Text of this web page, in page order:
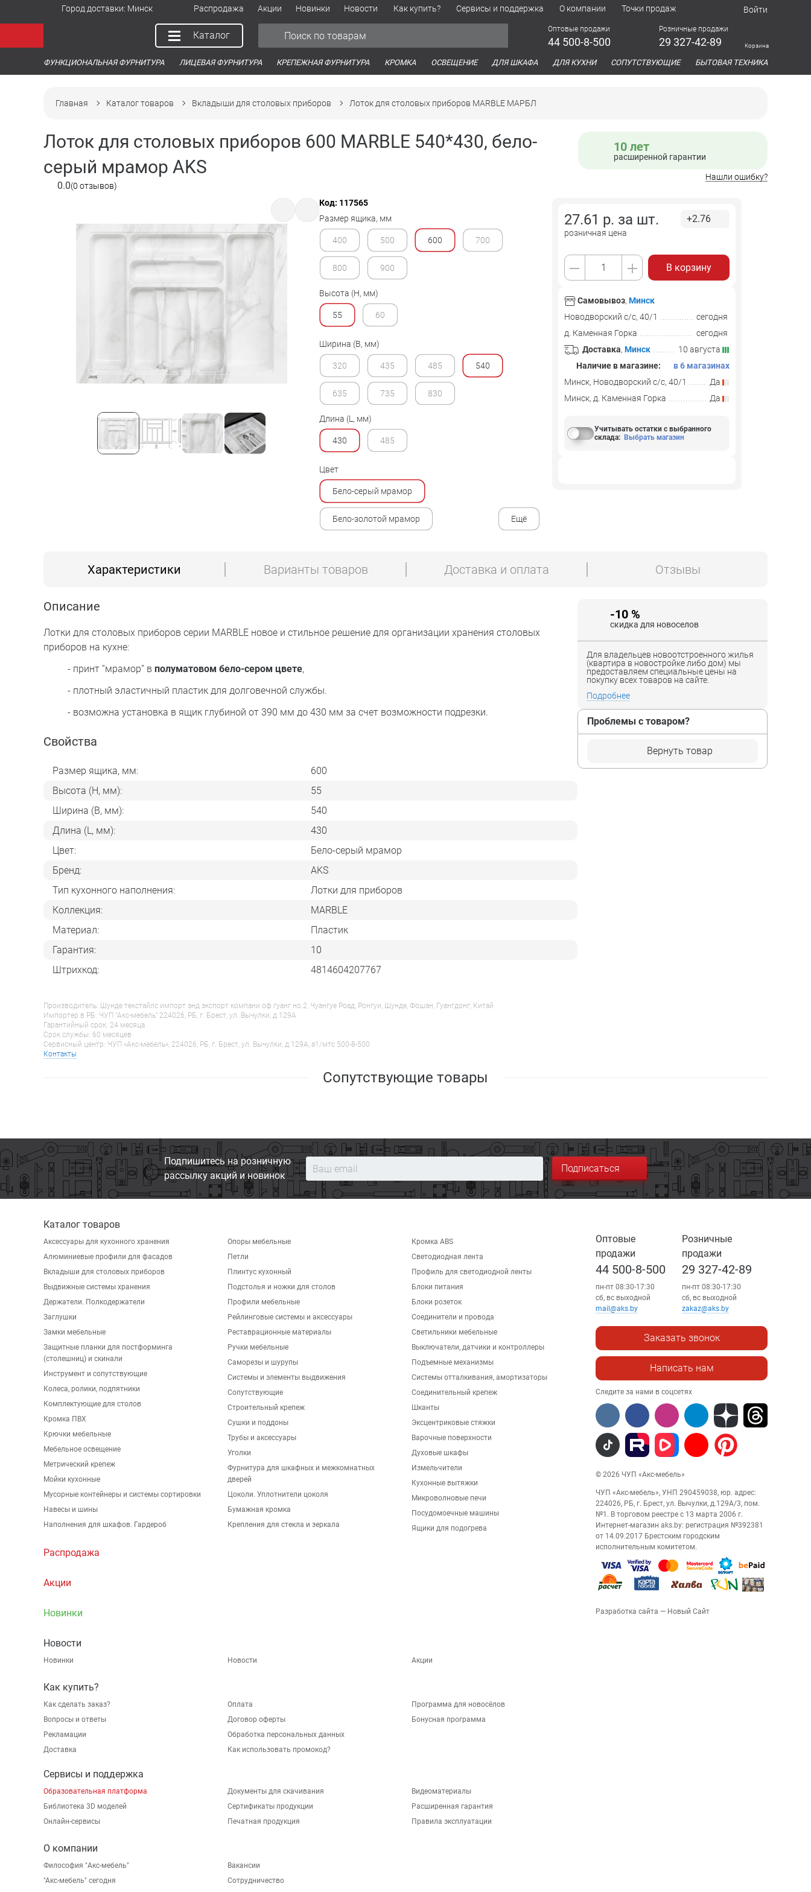
Город доставки: Минск Распродажа Акции Новинки Новости Как купить? Сервисы и поддержка О компании Точки продаж Войти
Каталог
Оптовые продажи
44 500-8-500
Розничные продажи
29 327-42-89 Корзина
ФУНКЦИОНАЛЬНАЯ ФУРНИТУРА ЛИЦЕВАЯ ФУРНИТУРА КРЕПЕЖНАЯ ФУРНИТУРА КРОМКА ОСВЕЩЕНИЕ ДЛЯ ШКАФА ДЛЯ КУХНИ СОПУТСТВУЮЩИЕ БЫТОВАЯ ТЕХНИКА
Главная Каталог товаров Вкладыши для столовых приборов Лоток для столовых приборов MARBLE МАРБЛ
Лоток для столовых приборов 600 MARBLE 540*430, бело-
серый мрамор AKS
0.0(0 отзывов)
10 лет
расширенной гарантии
Нашли ошибку?
Код: 117565
Размер ящика, мм
400 500 600 700
800 900
Высота (H, мм)
55 60
Ширина (B, мм)
320 435 485 540
635 735 830
Длина (L, мм)
430 485
Цвет
Бело-серый мрамор
Бело-золотой мрамор
Черно-серый мрамор
Ещё
27.61 р. за шт.
розничная цена
+2.76
В корзину
Самовывоз, Минск
Новодворский с/с, 40/1
сегодня
д. Каменная Горка
сегодня
Доставка, Минск
10 августа
Наличие в магазине:
в 6 магазинах
Минск, Новодворский с/с, 40/1
Да
Минск, д. Каменная Горка
Да
Учитывать остатки с выбранного
склада: Выбрать магазин
Характеристики Варианты товаров Доставка и оплата Отзывы
Описание
Лотки для столовых приборов серии MARBLE новое и стильное решение для организации хранения столовых
приборов на кухне:
- принт “мрамор” в полуматовом бело-сером цвете,
- плотный эластичный пластик для долговечной службы.
- возможна установка в ящик глубиной от 390 мм до 430 мм за счет возможности подрезки.
Свойства
Размер ящика, мм:
600
Высота (H, мм):
55
Ширина (B, мм):
540
Длина (L, мм):
430
Цвет:
Бело-серый мрамор
Бренд:
AKS
Тип кухонного наполнения:
Лотки для приборов
Коллекция:
MARBLE
Материал:
Пластик
Гарантия:
10
Штрихкод:
4814604207767
Производитель: Шунде текстайлс импорт энд экспорт компани оф гуанг но.2, Чуангуе Роад, Ронгуи, Шунде, Фошан, Гуангдонг, Китай
Импортер в РБ: ЧУП "Акс-мебель" 224026, РБ, г. Брест, ул. Вычулки, д.129А
Гарантийный срок: 24 месяца
Срок службы: 60 месяцев
Сервисный центр: ЧУП «Акс-мебель», 224026, РБ, г. Брест, ул. Вычулки, д.129А, a1/мтс 500-8-500
Контакты
-10 %
скидка для новоселов
Для владельцев новоотстроенного жилья
(квартира в новостройке либо дом) мы
предоставляем специальные цены на
покупку всех товаров на сайте.
Подробнее
Проблемы с товаром?
Вернуть товар
Сопутствующие товары
Подпишитесь на розничную
рассылку акций и новинок
Подписаться
Каталог товаров
Аксессуары для кухонного хранения
Алюминиевые профили для фасадов
Вкладыши для столовых приборов
Выдвижные системы хранения
Держатели. Полкодержатели
Заглушки
Замки мебельные
Защитные планки для постформинга
(столешниц) и скинали
Инструмент и сопутствующие
Колеса, ролики, подпятники
Комплектующие для столов
Кромка ПВХ
Крючки мебельные
Мебельное освещение
Метрический крепеж
Мойки кухонные
Мусорные контейнеры и системы сортировки
Навесы и шины
Наполнения для шкафов. Гардероб
Опоры мебельные
Петли
Плинтус кухонный
Подстолья и ножки для столов
Профили мебельные
Рейлинговые системы и аксессуары
Реставрационные материалы
Ручки мебельные
Саморезы и шурупы
Системы и элементы выдвижения
Сопутствующие
Строительный крепеж
Сушки и поддоны
Трубы и аксессуары
Уголки
Фурнитура для шкафных и межкомнатных
дверей
Цоколи. Уплотнители цоколя
Бумажная кромка
Крепления для стекла и зеркала
Кромка ABS
Светодиодная лента
Профиль для светодиодной ленты
Блоки питания
Блоки розеток
Соединители и провода
Светильники мебельные
Выключатели, датчики и контроллеры
Подъемные механизмы
Системы отталкивания, амортизаторы
Соединительный крепеж
Шканты
Эксцентриковые стяжки
Варочные поверхности
Духовые шкафы
Измельчители
Кухонные вытяжки
Микроволновые печи
Посудомоечные машины
Ящики для подогрева
Распродажа
Акции
Новинки
Новости
Новинки Новости Акции
Как купить?
Как сделать заказ?
Вопросы и ответы
Рекламации
Доставка
Оплата
Договор оферты
Обработка персональных данных
Как использовать промокод?
Программа для новосёлов
Бонусная программа
Сервисы и поддержка
Образовательная платформа
Библиотека 3D моделей
Онлайн-сервисы
Документы для скачивания
Сертификаты продукции
Печатная продукция
Видеоматериалы
Расширенная гарантия
Правила эксплуатации
О компании
Философия "Акс-мебель"
"Aкс-мебель" сегодня
Вакансии
Сотрудничество
Оптовые
продажи
44 500-8-500
пн-пт 08:30-17:30
сб, вс выходной
mail@aks.by
Розничные
продажи
29 327-42-89
пн-пт 08:30-17:30
сб, вс выходной
zakaz@aks.by
Заказать звонок
Написать нам
Следите за нами в соцсетях
© 2026 ЧУП «Акс-мебель»
ЧУП «Акс-мебель», УНП 290459038, юр. адрес:
224026, РБ, г. Брест, ул. Вычулки, д.129А/3, пом.
№1. В торговом реестре с 13 марта 2006 г.
Интернет-магазин aks.by: регистрация №392381
от 14.09.2017 Брестским городским
исполнительным комитетом.
Разработка сайта — Новый Сайт